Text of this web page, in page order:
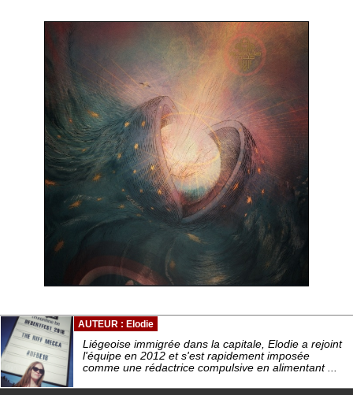
AUTEUR : Elodie
Liégeoise immigrée dans la capitale, Elodie a rejoint
l'équipe en 2012 et s'est rapidement imposée
comme une rédactrice compulsive en alimentant ...